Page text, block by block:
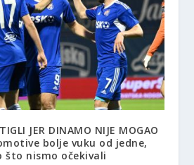
JER DINAMO NIJE MOGAO
bolje vuku od jedne,
što nismo očekivali